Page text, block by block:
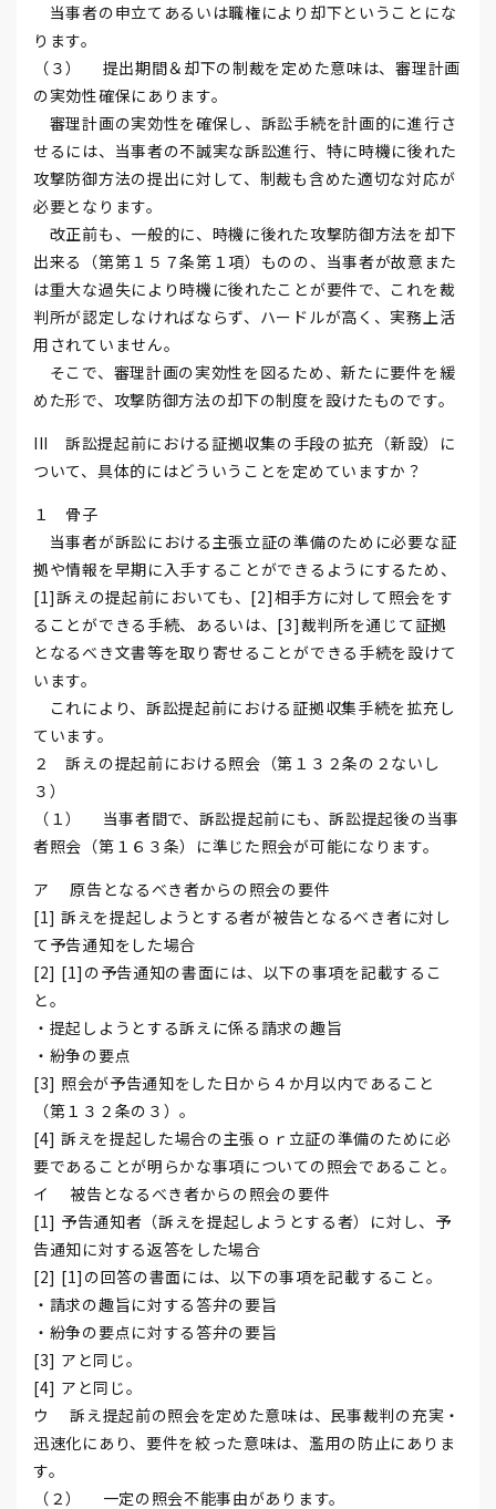
当事者の申立てあるいは職権により却下ということにな
ります。
（３） 提出期間＆却下の制裁を定めた意味は、審理計画
の実効性確保にあります。
審理計画の実効性を確保し、訴訟手続を計画的に進行さ
せるには、当事者の不誠実な訴訟進行、特に時機に後れた
攻撃防御方法の提出に対して、制裁も含めた適切な対応が
必要となります。
改正前も、一般的に、時機に後れた攻撃防御方法を却下
出来る（第第１５７条第１項）ものの、当事者が故意また
は重大な過失により時機に後れたことが要件で、これを裁
判所が認定しなければならず、ハードルが高く、実務上活
用されていません。
そこで、審理計画の実効性を図るため、新たに要件を緩
めた形で、攻撃防御方法の却下の制度を設けたものです。
III 訴訟提起前における証拠収集の手段の拡充（新設）に
ついて、具体的にはどういうことを定めていますか？
１ 骨子
当事者が訴訟における主張立証の準備のために必要な証
拠や情報を早期に入手することができるようにするため、
[1]訴えの提起前においても、[2]相手方に対して照会をす
ることができる手続、あるいは、[3]裁判所を通じて証拠
となるべき文書等を取り寄せることができる手続を設けて
います。
これにより、訴訟提起前における証拠収集手続を拡充し
ています。
２ 訴えの提起前における照会（第１３２条の２ないし
３）
（１） 当事者間で、訴訟提起前にも、訴訟提起後の当事
者照会（第１６３条）に準じた照会が可能になります。
ア 原告となるべき者からの照会の要件
[1] 訴えを提起しようとする者が被告となるべき者に対し
て予告通知をした場合
[2] [1]の予告通知の書面には、以下の事項を記載するこ
と。
・提起しようとする訴えに係る請求の趣旨
・紛争の要点
[3] 照会が予告通知をした日から４か月以内であること
（第１３２条の３）。
[4] 訴えを提起した場合の主張ｏｒ立証の準備のために必
要であることが明らかな事項についての照会であること。
イ 被告となるべき者からの照会の要件
[1] 予告通知者（訴えを提起しようとする者）に対し、予
告通知に対する返答をした場合
[2] [1]の回答の書面には、以下の事項を記載すること。
・請求の趣旨に対する答弁の要旨
・紛争の要点に対する答弁の要旨
[3] アと同じ。
[4] アと同じ。
ウ 訴え提起前の照会を定めた意味は、民事裁判の充実・
迅速化にあり、要件を絞った意味は、濫用の防止にありま
す。
（２） 一定の照会不能事由があります。